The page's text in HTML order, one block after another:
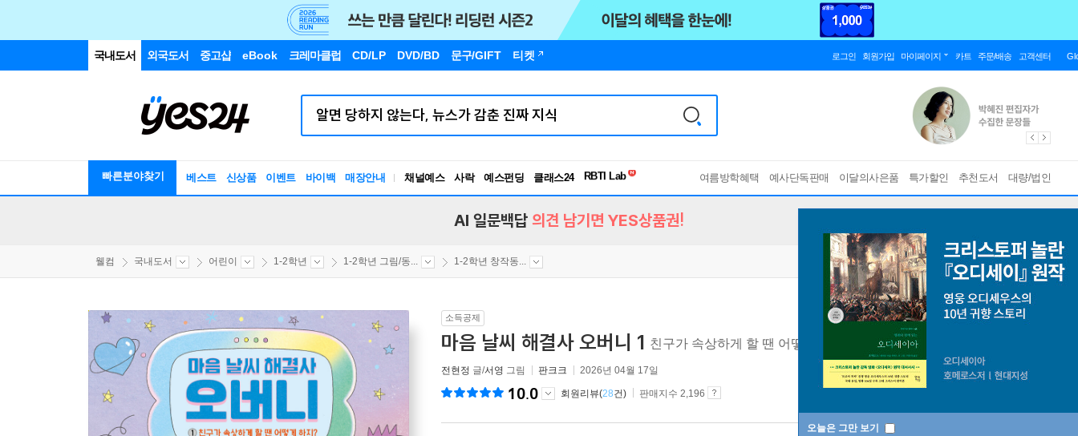
국내도서 외국도서 중고샵 eBook 크레마클럽 CD/LP DVD/BD 문구/GIFT 티켓 로그인 회원가입 마이페이지 카트 주문/배송 고객센터
빠른분야찾기 베스트 신상품 이벤트 바이백 매장안내 채널예스 사락 예스펀딩 클래스24
독서유형검사
RBTI Lab
여름방학혜택 예사단독판매 이달의사은품 특가할인 추천도서 대량/법인
오늘은 그만 보기
AI 일문백답 의견 남기면 YES상품권!
웰컴 국내도서 어린이 1-2학년 1-2학년 그림/동... 1-2학년 창작동...
소득공제
마음 날씨 해결사 오버니 1 친구가 속상하게 할 땐 어떻게 하지? [ 양장 ]
전현정 글/서영 그림 판크크 2026년 04월 17일
10.0 회원리뷰(28건) 판매지수 2,196